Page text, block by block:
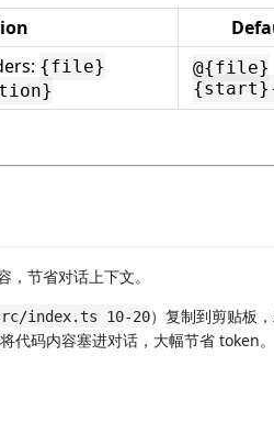
{file}
@{file}
节省对话上下文。
index.ts 10-20）复制到剪贴板
代码内容塞进对话，大幅节省 token。